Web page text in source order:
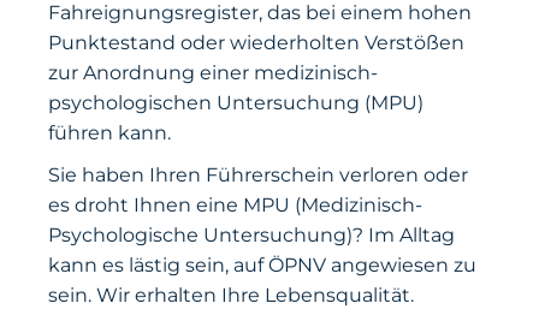
Fahreignungsregister, das bei einem hohen
Punktestand oder wiederholten Verstößen
zur Anordnung einer medizinisch-
psychologischen Untersuchung (MPU)
führen kann.
Sie haben Ihren Führerschein verloren oder
es droht Ihnen eine MPU (Medizinisch-
Psychologische Untersuchung)? Im Alltag
kann es lästig sein, auf ÖPNV angewiesen zu
sein. Wir erhalten Ihre Lebensqualität.